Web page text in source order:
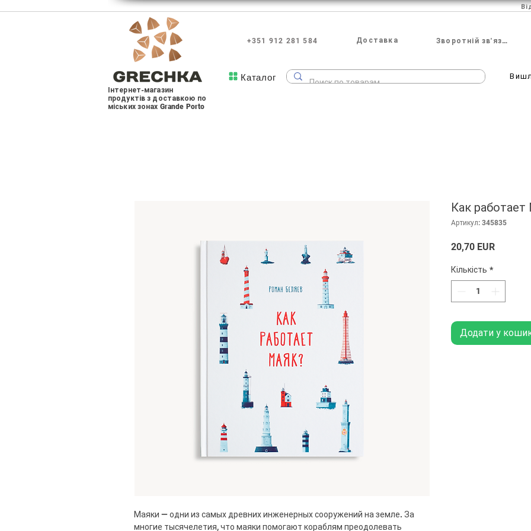
+351 912 281 584 Доставка Зворотній зв'язок
Інтернет-магазин
продуктів з доставкою по
міських зонах Grande Porto
Каталог
Маяки — одни из самых древних инженерных сооружений на земле. За
многие тысячелетия, что маяки помогают кораблям преодолевать
Как
Артикул: 345835
20,70 EURЦіна
Кількість *
Додати у